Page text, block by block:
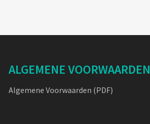
ALGEMENE VOORWAARDEN
Algemene Voorwaarden (PDF)